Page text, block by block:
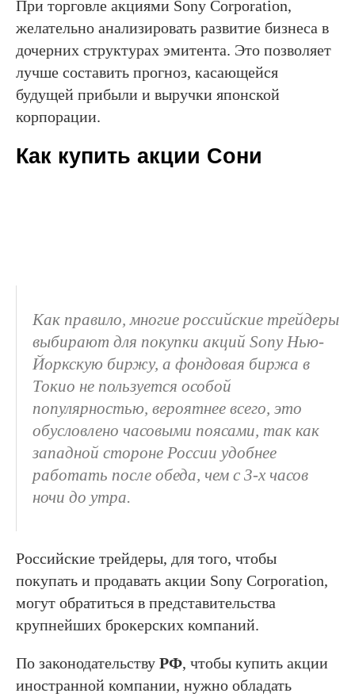
При торговле акциями Sony Corporation,
желательно анализировать развитие бизнеса в
дочерних структурах эмитента. Это позволяет
лучше составить прогноз, касающейся
будущей прибыли и выручки японской
корпорации.
Как купить акции Сони
Как правило, многие российские трейдеры
выбирают для покупки акций Sony Нью-
Йоркскую биржу, а фондовая биржа в
Токио не пользуется особой
популярностью, вероятнее всего, это
обусловлено часовыми поясами, так как
западной стороне России удобнее
работать после обеда, чем с 3-х часов
ночи до утра.
Российские трейдеры, для того, чтобы
покупать и продавать акции Sony Corporation,
могут обратиться в представительства
крупнейших брокерских компаний.
По законодательству РФ, чтобы купить акции
иностранной компании, нужно обладать